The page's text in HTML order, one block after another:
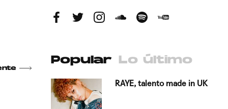
Popular Lo último
RAYE, talento made in UK